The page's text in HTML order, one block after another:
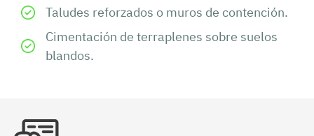
Taludes reforzados o muros de contención.
Cimentación de terraplenes sobre suelos
blandos.